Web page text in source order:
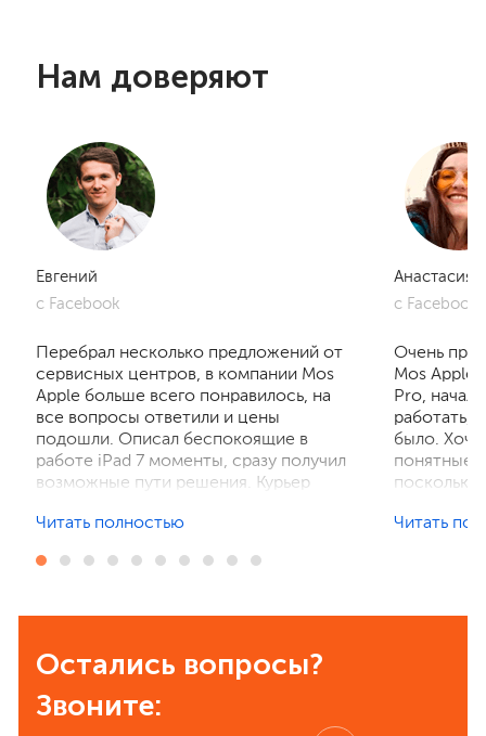
Нам доверяют
Евгений
с Facebook
Перебрал несколько предложений от
сервисных центров, в компании Mos
Apple больше всего понравилось, на
все вопросы ответили и цены
подошли. Описал беспокоящие в
работе iPad 7 моменты, сразу получил
возможные пути решения. Курьер
отзвонились по итогам осмотра,
порадовал, без лишнего ожидания и
рекомендовать всем знакомым.
Читать полностью
Анастасия
с Facebook
Очень
Mos
Pro, начал
работать,
было. Хочу
понятные
поскольку
Читать
Остались вопросы?
Звоните: